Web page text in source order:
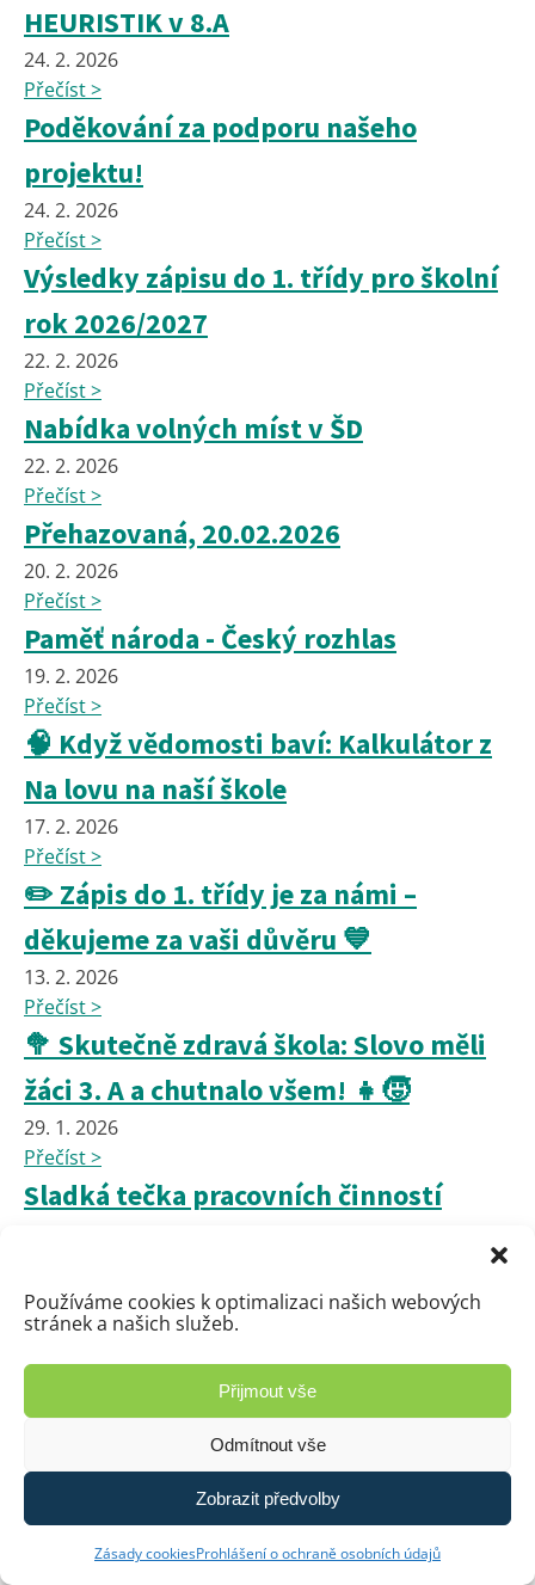
Používáme cookies k optimalizaci našich webových
stránek a našich služeb.
Přijmout vše
Odmítnout vše
Zobrazit předvolby
Zásady cookiesProhlášení o ochraně osobních údajů
HEURISTIK v 8.A
24. 2. 2026
Přečíst >
Poděkování za podporu našeho
projektu!
24. 2. 2026
Přečíst >
Výsledky zápisu do 1. třídy pro školní
rok 2026/2027
22. 2. 2026
Přečíst >
Nabídka volných míst v ŠD
22. 2. 2026
Přečíst >
Přehazovaná, 20.02.2026
20. 2. 2026
Přečíst >
Paměť národa - Český rozhlas
19. 2. 2026
Přečíst >
🧠 Když vědomosti baví: Kalkulátor z
Na lovu na naší škole
17. 2. 2026
Přečíst >
✏️ Zápis do 1. třídy je za námi –
děkujeme za vaši důvěru 💙
13. 2. 2026
Přečíst >
🥦 Skutečně zdravá škola: Slovo měli
žáci 3. A a chutnalo všem! 👧🧒
29. 1. 2026
Přečíst >
Sladká tečka pracovních činností
Přečíst >
Tesco – Správný start!
13. 1. 2026
Přečíst >